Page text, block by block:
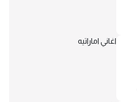
اغاني اماراتيه